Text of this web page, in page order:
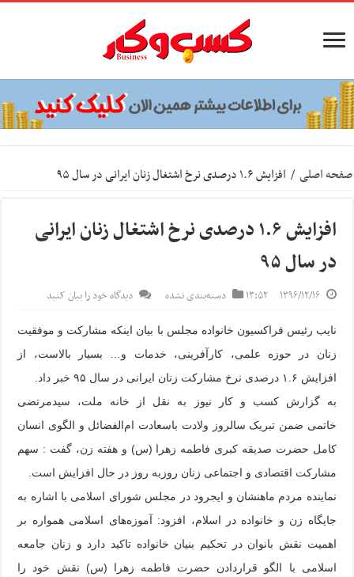
صفحه اصلی / افزایش ۱.۶ درصدی نرخ اشتغال زنان ایرانی در سال ۹۵
افزایش ۱.۶ درصدی نرخ اشتغال زنان ایرانی
در سال ۹۵
۱۳۹۶/۱۲/۱۶ ۱۳:۵۲ دسته‌بندی نشده دیدگاه خود را بیان کنید
نایب رئیس فراکسیون خانواده مجلس با بیان اینکه مشارکت و موفقیت
زنان در حوزه علمی، کارآفرینی، خدمات و… بسیار بالاست، از
افزایش ۱.۶ درصدی نرخ مشارکت زنان ایرانی در سال ۹۵ خبر داد.
به گزارش کسب و کار نیوز به نقل از خانه ملت، سیدمرتضی
خاتمی ضمن تبریک سالروز ولادت باسعادت ام‌الفضائل و الگوی انسان
کامل حضرت صدیقه کبری فاطمه زهرا (س) و هفته زن، گفت : سهم
مشارکت اقتصادی و اجتماعی زنان روزبه روز در حال افزایش است.
نماینده مردم ماهنشان و ایجرود در مجلس شورای اسلامی با اشاره به
جایگاه زن و خانواده در اسلام، افزود: آموزه‌های اسلامی همواره بر
اهمیت نقش بانوان در تحکیم بنیان خانواده تاکید دارد و زنان جامعه
اسلامی با الگو قراردادن حضرت فاطمه زهرا (س) نقش خود را